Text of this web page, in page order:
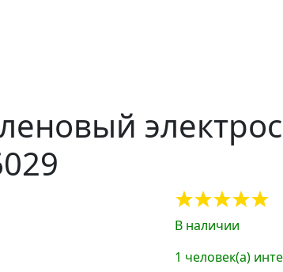
В наличии
1 человек(а)